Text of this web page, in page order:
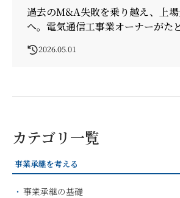
過去のM&A失敗を乗り越え、上
へ。電気通信工事業オーナーがた
2026.05.01
カテゴリ一覧
事業承継を考える
事業承継の基礎